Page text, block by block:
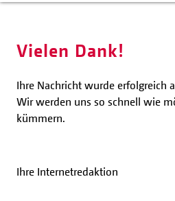
Vielen Dank!
Ihre Nachricht wurde erfolgreich
Wir werden uns so schnell wie
kümmern.
Ihre Internetredaktion